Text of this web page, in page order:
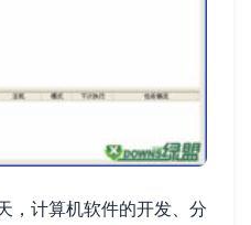
，计算机软件的开发、分